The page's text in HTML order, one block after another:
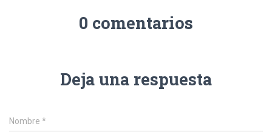
0 comentarios
Deja una respuesta
Nombre *